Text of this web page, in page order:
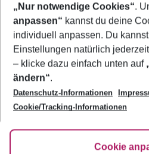
Footer
Footer navigation
Über uns
AGB
Bestpreisgarantie
Cookie-Einstellungen ändern
Cookie-Richtlinie
Agenturbetreuung
Barrierefreies Reisen
HanseMerkur Reiseversicherung
Folge uns
„Nur notwendige Cookies“.
anpassen“ kannst du deine
individuell anpassen. Du
Einstellungen natürlich
– klicke dazu einfach unten auf
ändern“.
Datenschutz-Informationen
Cookie/Tracking-Informationen
Cookie